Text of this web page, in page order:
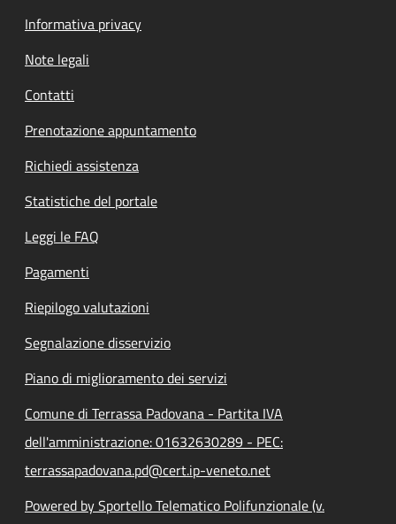
Informativa privacy
Note legali
Contatti
Prenotazione appuntamento
Richiedi assistenza
Statistiche del portale
Leggi le FAQ
Pagamenti
Riepilogo valutazioni
Segnalazione disservizio
Piano di miglioramento dei servizi
Comune di Terrassa Padovana - Partita IVA
dell'amministrazione: 01632630289 - PEC:
terrassapadovana.pd@cert.ip-veneto.net
Powered by Sportello Telematico Polifunzionale (v.